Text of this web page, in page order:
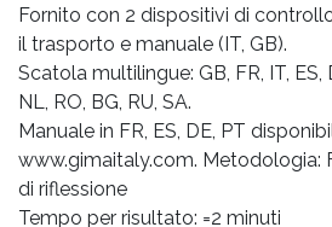
Fornito con 2 dispositivi di
il trasporto e manuale (IT, GB).
Scatola multilingue: GB, FR, IT, ES,
NL, RO, BG, RU, SA.
Manuale in FR, ES, DE, PT
www.gimaitaly.com. Metodologia:
di riflessione
Tempo per risultato: =2 minuti